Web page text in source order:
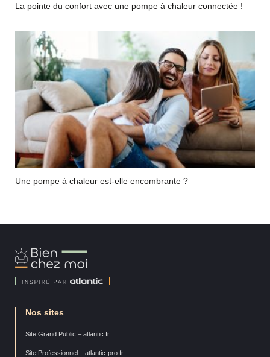
La pointe du confort avec une pompe à chaleur connectée !
Une pompe à chaleur est-elle encombrante ?
Bien
Chez
Nos sites
Site Grand Public – atlantic.fr
Site Professionnel – atlantic-pro.fr